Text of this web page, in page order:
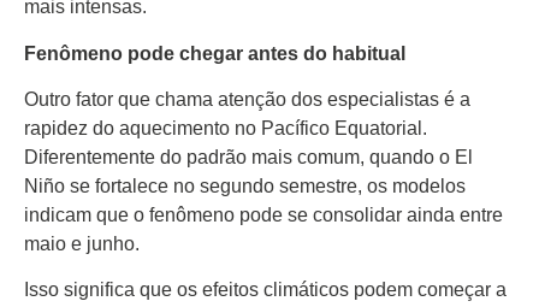
mais intensas.
Fenômeno pode chegar antes do habitual
Outro fator que chama atenção dos especialistas é a
rapidez do aquecimento no Pacífico Equatorial.
Diferentemente do padrão mais comum, quando o El
Niño se fortalece no segundo semestre, os modelos
indicam que o fenômeno pode se consolidar ainda entre
maio e junho.
Isso significa que os efeitos climáticos podem começar a